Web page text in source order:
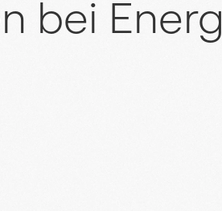
bei